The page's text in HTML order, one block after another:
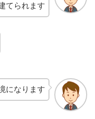
てられます
になります